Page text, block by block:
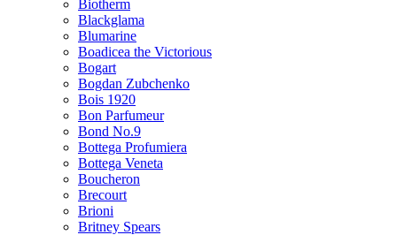
Biotherm
Blackglama
Blumarine
Boadicea the Victorious
Bogart
Bogdan Zubchenko
Bois 1920
Bon Parfumeur
Bond No.9
Bottega Profumiera
Bottega Veneta
Boucheron
Brecourt
Brioni
Britney Spears